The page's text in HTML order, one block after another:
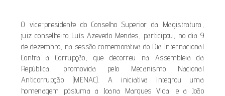
O vice-presidente do Conselho Superior da Magistratura,
juiz conselheiro Luís Azevedo Mendes, participou, no dia 9
de dezembro, na sessão comemorativa do Dia Internacional
Contra a Corrupção, que decorreu na Assembleia da
República, promovida pelo Mecanismo Nacional
Anticorrupção (MENAC). A iniciativa integrou uma
homenagem póstuma a Joana Marques Vidal e a João